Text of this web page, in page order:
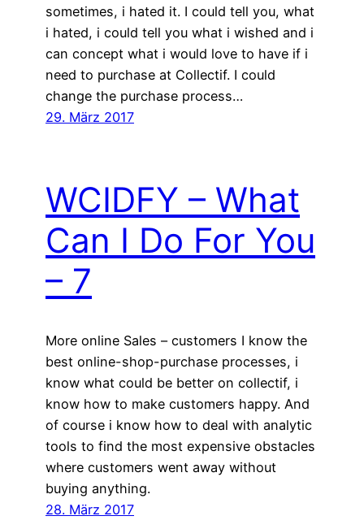
sometimes, i hated it. I could tell you, what
i hated, i could tell you what i wished and i
can concept what i would love to have if i
need to purchase at Collectif. I could
change the purchase process…
29. März 2017
WCIDFY – What
Can I Do For You
– 7
More online Sales – customers I know the
best online-shop-purchase processes, i
know what could be better on collectif, i
know how to make customers happy. And
of course i know how to deal with analytic
tools to find the most expensive obstacles
where customers went away without
buying anything.
28. März 2017